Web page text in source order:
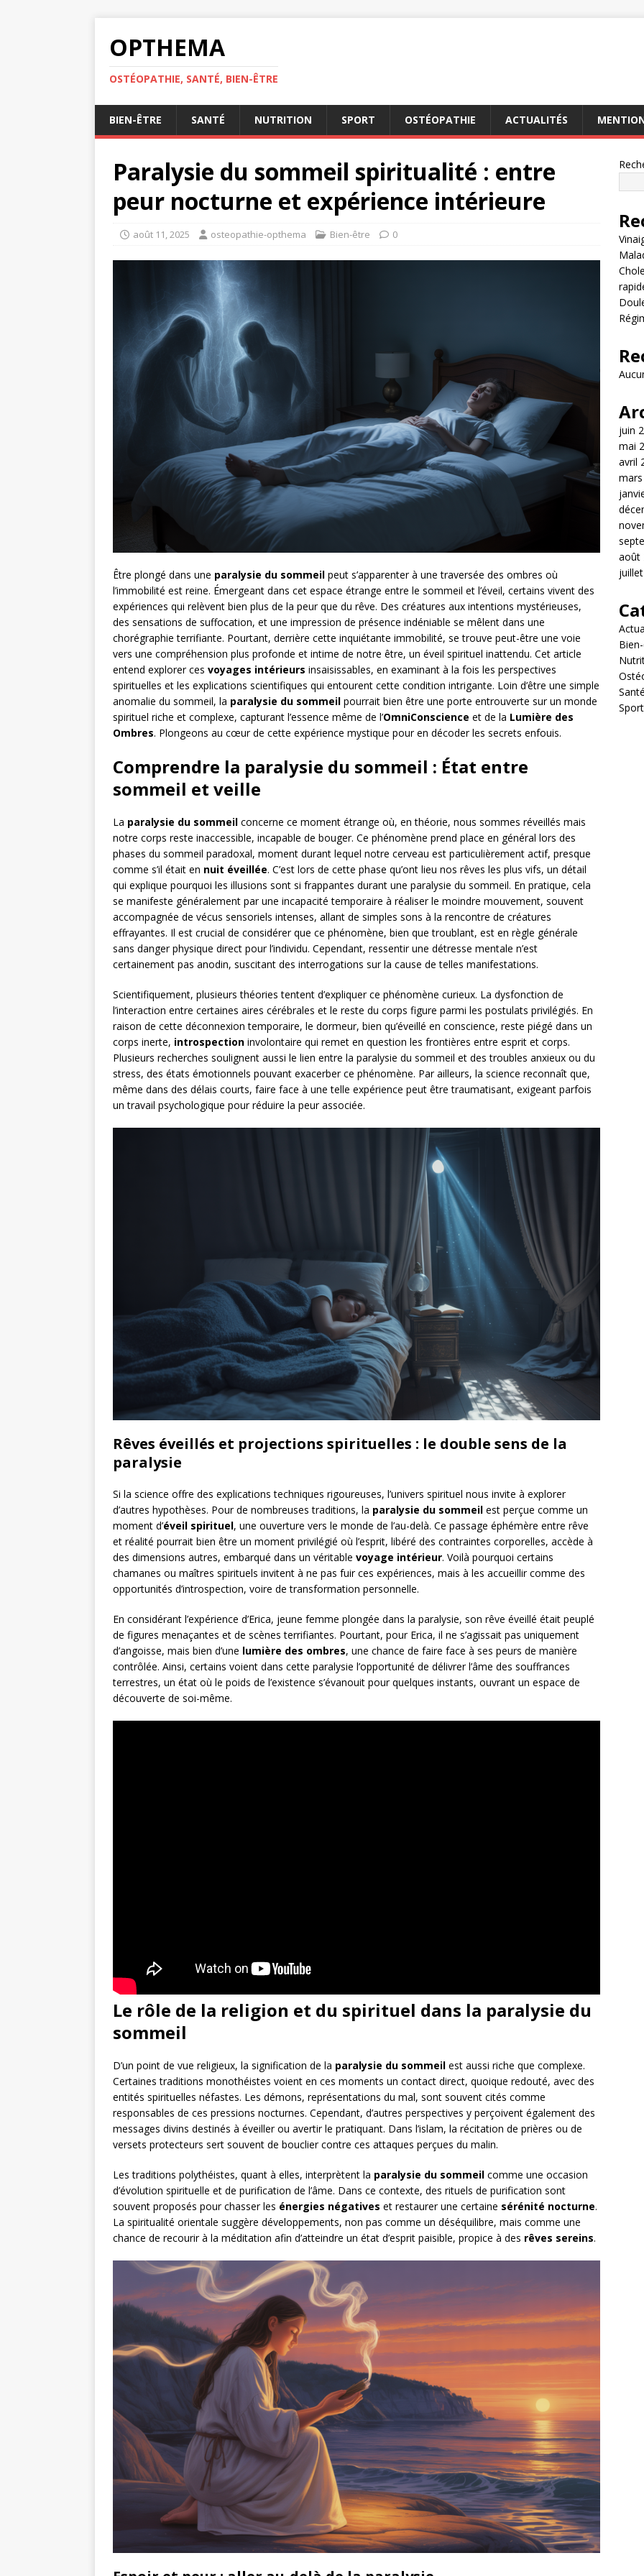
OPTHEMA
OSTÉOPATHIE, SANTÉ, BIEN-ÊTRE
BIEN-ÊTRE SANTÉ NUTRITION SPORT OSTÉOPATHIE ACTUALITÉS
Paralysie du sommeil spiritualité : entre
peur nocturne et expérience intérieure
août 11, 2025 osteopathie-opthema Bien-être 0
Être plongé dans une paralysie du sommeil peut s’apparenter à une traversée des ombres où
l’immobilité est reine. Émergeant dans cet espace étrange entre le sommeil et l’éveil, certains vivent des
expériences qui relèvent bien plus de la peur que du rêve. Des créatures aux intentions mystérieuses,
des sensations de suffocation, et une impression de présence indéniable se mêlent dans une
chorégraphie terrifiante. Pourtant, derrière cette inquiétante immobilité, se trouve peut-être une voie
vers une compréhension plus profonde et intime de notre être, un éveil spirituel inattendu. Cet article
entend explorer ces voyages intérieurs insaisissables, en examinant à la fois les perspectives
spirituelles et les explications scientifiques qui entourent cette condition intrigante. Loin d’être une simple
anomalie du sommeil, la paralysie du sommeil pourrait bien être une porte entrouverte sur un monde
spirituel riche et complexe, capturant l’essence même de l’OmniConscience et de la Lumière des
Ombres. Plongeons au cœur de cette expérience mystique pour en décoder les secrets enfouis.
Comprendre la paralysie du sommeil : État entre
sommeil et veille
La paralysie du sommeil concerne ce moment étrange où, en théorie, nous sommes réveillés mais
notre corps reste inaccessible, incapable de bouger. Ce phénomène prend place en général lors des
phases du sommeil paradoxal, moment durant lequel notre cerveau est particulièrement actif, presque
comme s’il était en nuit éveillée. C’est lors de cette phase qu’ont lieu nos rêves les plus vifs, un détail
qui explique pourquoi les illusions sont si frappantes durant une paralysie du sommeil. En pratique, cela
se manifeste généralement par une incapacité temporaire à réaliser le moindre mouvement, souvent
accompagnée de vécus sensoriels intenses, allant de simples sons à la rencontre de créatures
effrayantes. Il est crucial de considérer que ce phénomène, bien que troublant, est en règle générale
sans danger physique direct pour l’individu. Cependant, ressentir une détresse mentale n’est
certainement pas anodin, suscitant des interrogations sur la cause de telles manifestations.
Scientifiquement, plusieurs théories tentent d’expliquer ce phénomène curieux. La dysfonction de
l’interaction entre certaines aires cérébrales et le reste du corps figure parmi les postulats privilégiés. En
raison de cette déconnexion temporaire, le dormeur, bien qu’éveillé en conscience, reste piégé dans un
corps inerte, introspection involontaire qui remet en question les frontières entre esprit et corps.
Plusieurs recherches soulignent aussi le lien entre la paralysie du sommeil et des troubles anxieux ou du
stress, des états émotionnels pouvant exacerber ce phénomène. Par ailleurs, la science reconnaît que,
même dans des délais courts, faire face à une telle expérience peut être traumatisant, exigeant parfois
un travail psychologique pour réduire la peur associée.
Rêves éveillés et projections spirituelles : le double sens de la
paralysie
Si la science offre des explications techniques rigoureuses, l’univers spirituel nous invite à explorer
d’autres hypothèses. Pour de nombreuses traditions, la paralysie du sommeil est perçue comme un
moment d’éveil spirituel, une ouverture vers le monde de l’au-delà. Ce passage éphémère entre rêve
et réalité pourrait bien être un moment privilégié où l’esprit, libéré des contraintes corporelles, accède à
des dimensions autres, embarqué dans un véritable voyage intérieur. Voilà pourquoi certains
chamanes ou maîtres spirituels invitent à ne pas fuir ces expériences, mais à les accueillir comme des
opportunités d’introspection, voire de transformation personnelle.
En considérant l’expérience d’Erica, jeune femme plongée dans la paralysie, son rêve éveillé était peuplé
de figures menaçantes et de scènes terrifiantes. Pourtant, pour Erica, il ne s’agissait pas uniquement
d’angoisse, mais bien d’une lumière des ombres, une chance de faire face à ses peurs de manière
contrôlée. Ainsi, certains voient dans cette paralysie l’opportunité de délivrer l’âme des souffrances
terrestres, un état où le poids de l’existence s’évanouit pour quelques instants, ouvrant un espace de
découverte de soi-même.
Le rôle de la religion et du spirituel dans la paralysie du
sommeil
D’un point de vue religieux, la signification de la paralysie du sommeil est aussi riche que complexe.
Certaines traditions monothéistes voient en ces moments un contact direct, quoique redouté, avec des
entités spirituelles néfastes. Les démons, représentations du mal, sont souvent cités comme
responsables de ces pressions nocturnes. Cependant, d’autres perspectives y perçoivent également des
messages divins destinés à éveiller ou avertir le pratiquant. Dans l’islam, la récitation de prières ou de
versets protecteurs sert souvent de bouclier contre ces attaques perçues du malin.
Les traditions polythéistes, quant à elles, interprètent la paralysie du sommeil comme une occasion
d’évolution spirituelle et de purification de l’âme. Dans ce contexte, des rituels de purification sont
souvent proposés pour chasser les énergies négatives et restaurer une certaine sérénité nocturne.
La spiritualité orientale suggère développements, non pas comme un déséquilibre, mais comme une
chance de recourir à la méditation afin d’atteindre un état d’esprit paisible, propice à des rêves sereins.
juin
mai
avril
août
Santé
Sport